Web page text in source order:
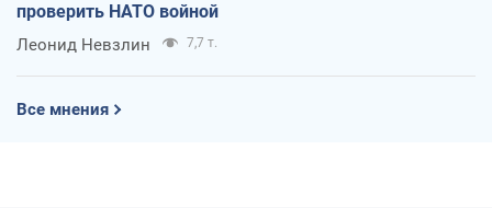
проверить НАТО войной
Леонид Невзлин 7,7 т.
Все мнения